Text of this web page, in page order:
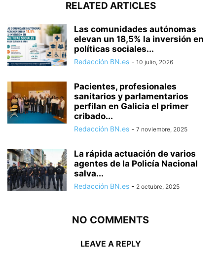
RELATED ARTICLES
Las comunidades autónomas
elevan un 18,5% la inversión en
políticas sociales...
Redacción BN.es - 10 julio, 2026
Pacientes, profesionales
sanitarios y parlamentarios
perfilan en Galicia el primer
cribado...
Redacción BN.es - 7 noviembre, 2025
La rápida actuación de varios
agentes de la Policía Nacional
salva...
Redacción BN.es - 2 octubre, 2025
NO COMMENTS
LEAVE A REPLY